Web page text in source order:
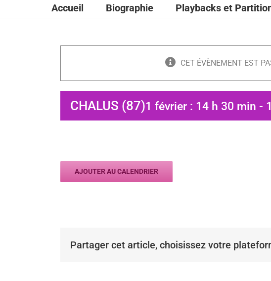
Accueil Biographie Playbacks et
CET ÉVÈNEMENT EST
CHALUS (87)1 février : 14 h 30 min -
AJOUTER AU CALENDRIER
Partager cet article, choisissez votre